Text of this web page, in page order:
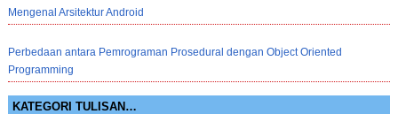
Mengenal Arsitektur Android
Perbedaan antara Pemrograman Prosedural dengan Object Oriented
Programming
KATEGORI TULISAN…